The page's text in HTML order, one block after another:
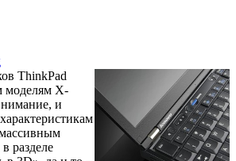
ThinkPad
моделям X-
и
разделе